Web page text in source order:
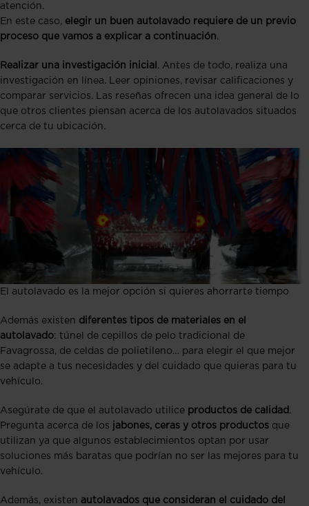
atención.
En este caso, elegir un buen autolavado requiere de un previo
proceso que vamos a explicar a continuación.
Realizar una investigación inicial . Antes de todo, realiza una
investigación en línea. Leer opiniones, revisar calificaciones y
comparar servicios. Las reseñas ofrecen una idea general de lo
que otros clientes piensan acerca de los autolavados situados
cerca de tu ubicación.
El autolavado es la mejor opción si quieres ahorrarte tiempo
Además existen diferentes tipos de materiales en el
autolavado: túnel de cepillos de pelo tradicional de
Favagrossa, de celdas de polietileno… para elegir el que mejor
se adapte a tus necesidades y del cuidado que quieras para tu
vehículo.
Asegúrate de que el autolavado utilice productos de calidad .
Pregunta acerca de los jabones, ceras y otros productos que
utilizan ya que algunos establecimientos optan por usar
soluciones más baratas que podrían no ser las mejores para tu
vehículo.
Además, existen autolavados que consideran el cuidado del